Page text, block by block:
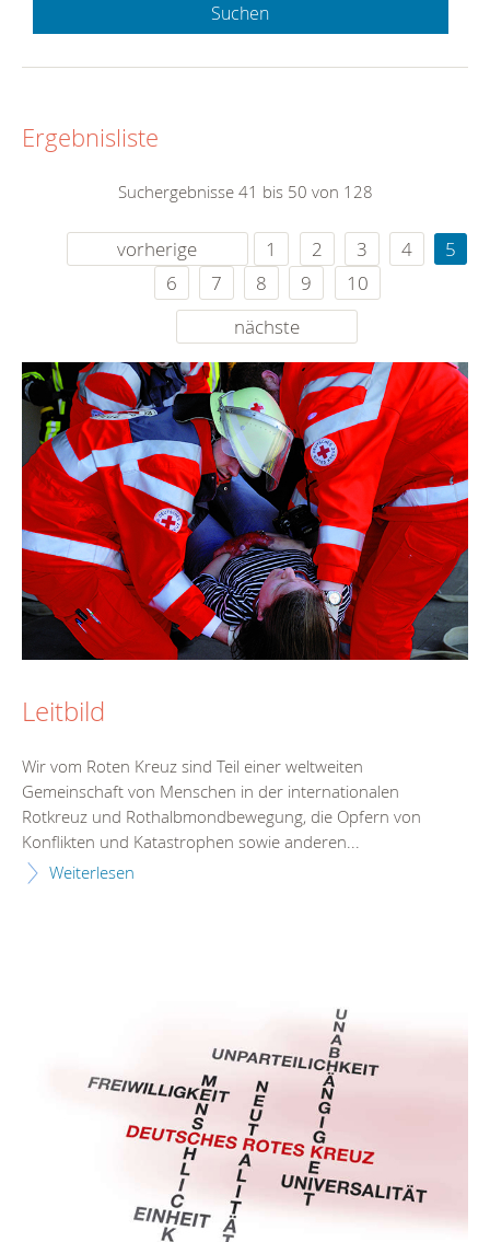
Suchen
Ergebnisliste
Suchergebnisse 41 bis 50 von 128
vorherige 1 2 3 4
5
6
7 8 9
10
nächste
Leitbild
Wir vom Roten Kreuz sind Teil einer weltweiten
Gemeinschaft von Menschen in der internationalen
Rotkreuz und Rothalbmondbewegung, die Opfern von
Konflikten und Katastrophen sowie anderen...
Weiterlesen